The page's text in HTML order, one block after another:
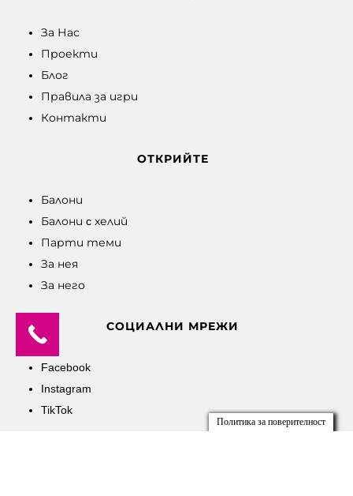
За Нас
Проекти
Блог
Правила за игри
Контакти
ОТКРИЙТЕ
Балони
Балони c хелий
Парти теми
За нея
За него
СОЦИАЛНИ МРЕЖИ
Facebook
Instagram
TikTok
Политика за поверителност